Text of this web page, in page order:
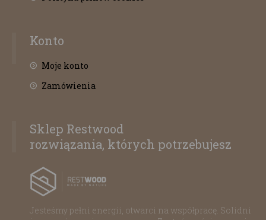
Konto
Moje konto
Zamówienia
Sklep Restwood
rozwiązania, których potrzebujesz
Jesteśmy pełni energii, otwarci na współpracę. Solidni